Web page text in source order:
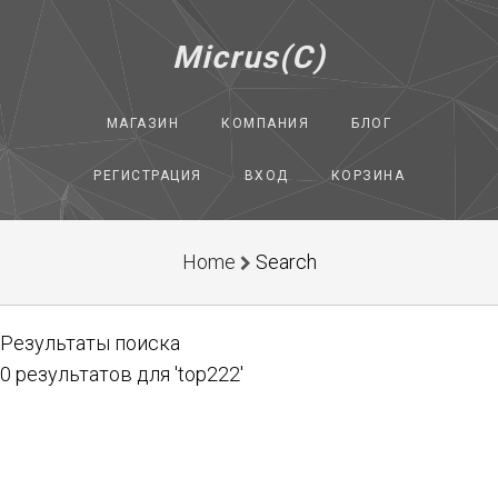
Micrus(C)
МАГАЗИН КОМПАНИЯ БЛОГ
РЕГИСТРАЦИЯ ВХОД КОРЗИНА
Home Search
Результаты поиска
0 результатов для 'top222'